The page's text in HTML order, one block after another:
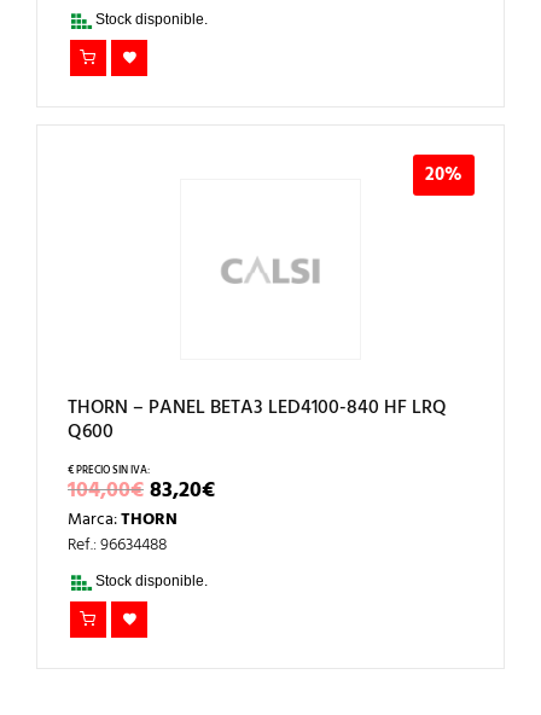
Stock disponible.
20%
THORN – PANEL BETA3 LED4100-840 HF LRQ
Q600
104,00€EL
PRECIO
ORIGINAL
ERA:104,00€.
83,20€EL
PRECIO
Marca:THORN
Ref.: 96634488
Stock disponible.